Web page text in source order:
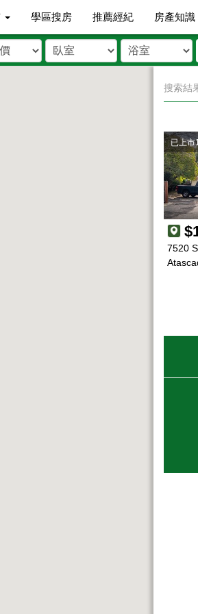
學區搜房 推薦經紀 房產知識
搜索結
已上市
7520